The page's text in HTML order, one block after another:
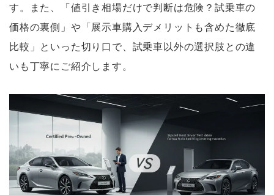
す。また、「値引き相場だけで判断は危険？試乗車の
価格の裏側」や「展示車購入デメリットも含めた徹底
比較」といった切り口で、試乗車以外の選択肢との違
いも丁寧にご紹介します。